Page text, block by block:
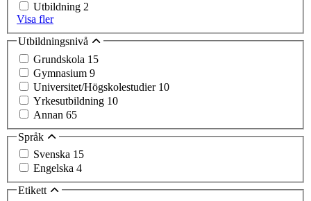
Utbildning 2
Visa fler
Utbildningsnivå
Grundskola 15
Gymnasium 9
Universitet/Högskolestudier 10
Yrkesutbildning 10
Annan 65
Språk
Svenska 15
Engelska 4
Etikett